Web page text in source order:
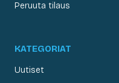
Peruuta tilaus
KATEGORIAT
Uutiset